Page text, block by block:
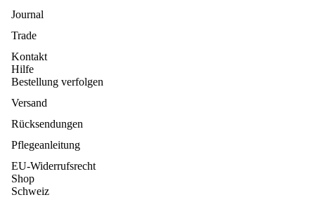
Journal
Trade
Kontakt
Hilfe
Bestellung verfolgen
Versand
Rücksendungen
Pflegeanleitung
EU-Widerrufsrecht
Shop
Schweiz